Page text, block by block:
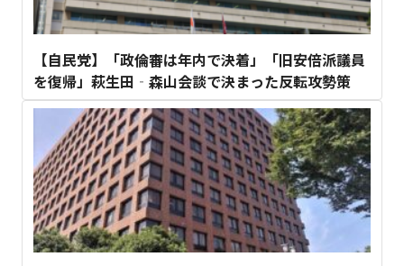
【自民党】「政倫審は年内で決着」「旧安倍派議員
を復帰」萩生田‐森山会談で決まった反転攻勢策